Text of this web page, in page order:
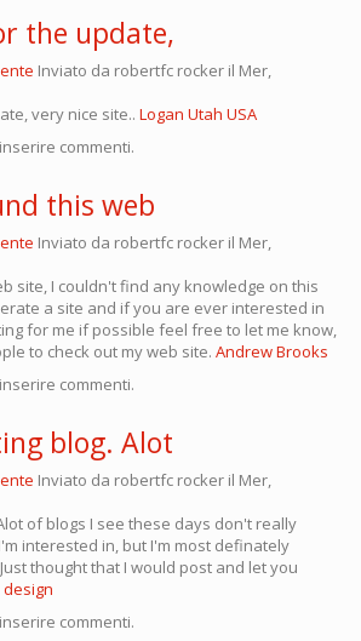
the update,
Inviato da robertfc rocker il Mer,
very nice site.. Logan Utah USA
commenti.
this web
Inviato da robertfc rocker il Mer,
site, I couldn't find any knowledge on this
a site and if you are ever interested in
for me if possible feel free to let me know,
to check out my web site. Andrew Brooks
commenti.
blog. Alot
Inviato da robertfc rocker il Mer,
of blogs I see these days don't really
interested in, but I'm most definately
thought that I would post and let you
commenti.